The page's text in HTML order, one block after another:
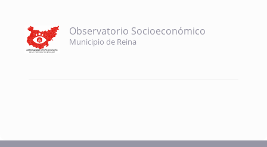
Observatorio Socioeconómico
Municipio de Reina